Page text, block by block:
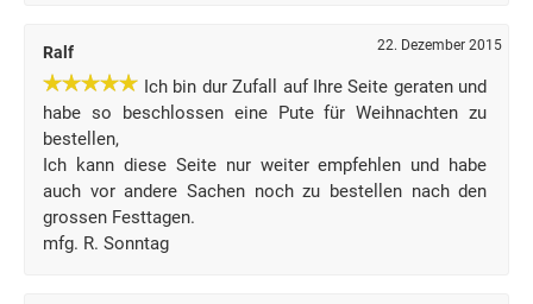
Ralf 22. Dezember 2015
Ich bin dur Zufall auf Ihre Seite geraten und
habe so beschlossen eine Pute für Weihnachten zu
bestellen,
Ich kann diese Seite nur weiter empfehlen und habe
auch vor andere Sachen noch zu bestellen nach den
grossen Festtagen.
mfg. R. Sonntag